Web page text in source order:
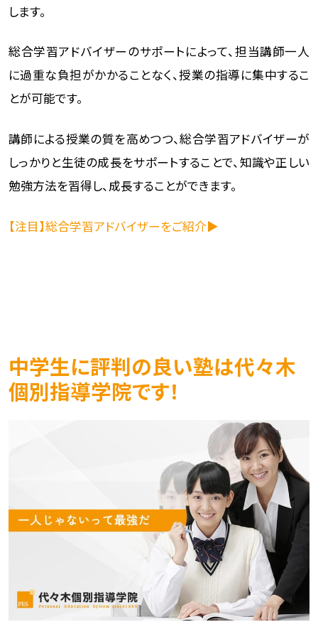
します。
総合学習アドバイザーのサポートによって、担当講師一人
に過重な負担がかかることなく、授業の指導に集中するこ
とが可能です。
講師による授業の質を高めつつ、総合学習アドバイザーが
しっかりと生徒の成長をサポートすることで、知識や正しい
勉強方法を習得し、成長することができます。
【注目】総合学習アドバイザーをご紹介▶
中学生に評判の良い塾は代々木
個別指導学院です！